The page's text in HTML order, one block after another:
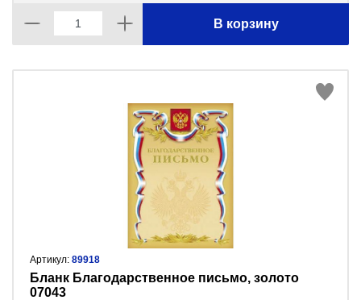
В корзину
Артикул: 89918
Бланк Благодарственное письмо, золото
07043